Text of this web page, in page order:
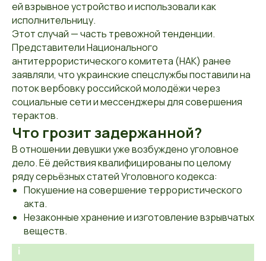
ей взрывное устройство и использовали как
исполнительницу.
Этот случай — часть тревожной тенденции.
Представители Национального
антитеррористического комитета (НАК) ранее
заявляли, что украинские спецслужбы поставили на
поток вербовку российской молодёжи через
социальные сети и мессенджеры для совершения
терактов.
Что грозит задержанной?
В отношении девушки уже возбуждено уголовное
дело. Её действия квалифицированы по целому
ряду серьёзных статей Уголовного кодекса:
Покушение на совершение террористического
акта.
Незаконные хранение и изготовление взрывчатых
веществ.